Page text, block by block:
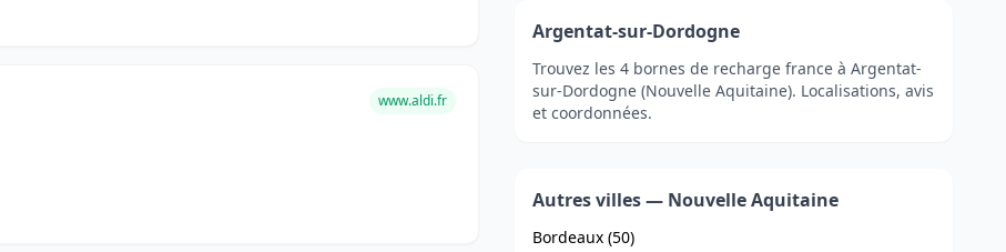
www.aldi.fr
Argentat-sur-Dordogne
Trouvez les 4 bornes de recharge france à Argentat-
sur-Dordogne (Nouvelle Aquitaine). Localisations, avis
et coordonnées.
Autres villes — Nouvelle Aquitaine
Bordeaux (50)